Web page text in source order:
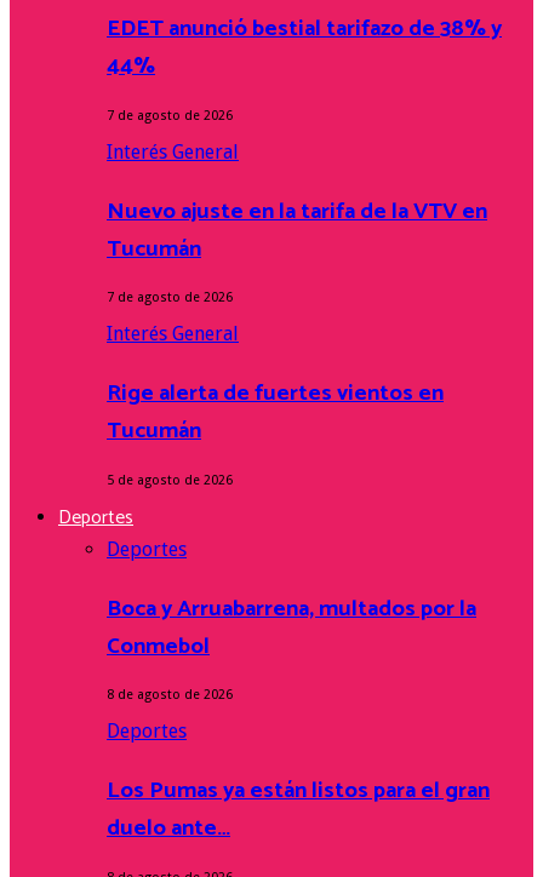
EDET anunció bestial tarifazo de 38% y
44%
7 de agosto de 2026
Interés General
Nuevo ajuste en la tarifa de la VTV en
Tucumán
7 de agosto de 2026
Interés General
Rige alerta de fuertes vientos en
Tucumán
5 de agosto de 2026
Deportes
Deportes
Boca y Arruabarrena, multados por la
Conmebol
8 de agosto de 2026
Deportes
Los Pumas ya están listos para el gran
duelo ante…